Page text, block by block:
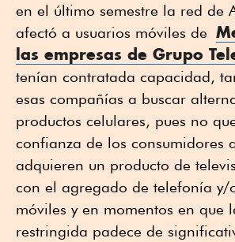
en el último semestre la red de
afectó a usuarios móviles de
las empresas de Grupo
tenían contratada capacidad,
esas compañías a buscar
productos celulares, pues no
confianza de los consumidores
adquieren un producto de
con el agregado de telefonía y/
móviles y en momentos en que
restringida padece de